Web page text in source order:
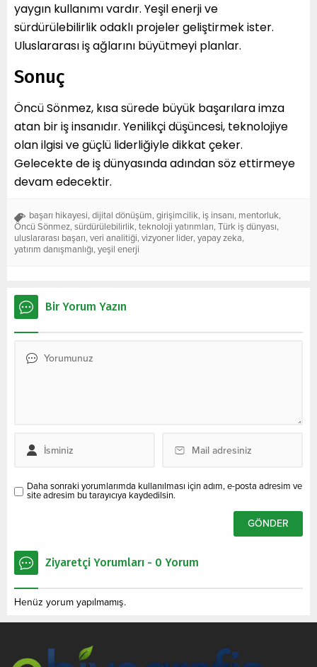
yaygın kullanımı vardır. Yeşil enerji ve
sürdürülebilirlik odaklı projeler geliştirmek ister.
Uluslararası iş ağlarını büyütmeyi planlar.
Sonuç
Öncü Sönmez, kısa sürede büyük başarılara imza
atan bir iş insanıdır. Yenilikçi düşüncesi, teknolojiye
olan ilgisi ve güçlü liderliğiyle dikkat çeker.
Gelecekte de iş dünyasında adından söz ettirmeye
devam edecektir.
başarı hikayesi,dijital dönüşüm,girişimcilik, iş insanı, mentorluk,
Öncü Sönmez,sürdürülebilirlik,teknoloji yatırımları,Türk iş dünyası,
uluslararası başarı,veri analitiği,vizyoner lider,yapay zeka,
yatırım danışmanlığı,yeşil enerji
Bir Yorum Yazın
Daha sonraki yorumlarımda kullanılması için adım, e-posta adresim ve
site adresim bu tarayıcıya kaydedilsin.
Ziyaretçi Yorumları - 0 Yorum
Henüz yorum yapılmamış.